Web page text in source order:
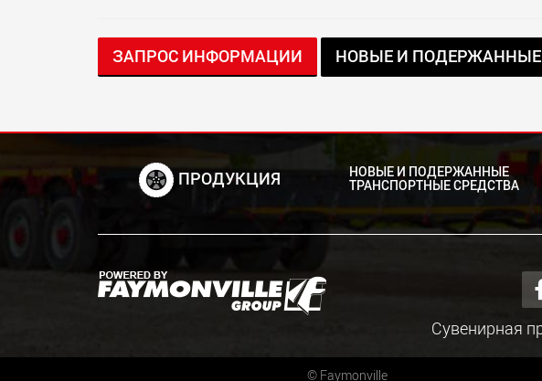
ЗАПРОС ИНФОРМАЦИИ НОВЫЕ И ПОДЕРЖАННЫЕ
ПРОДУКЦИЯ НОВЫЕ И ПОДЕРЖАННЫЕ
ТРАНСПОРТНЫЕ СРЕДСТВА
Сувенирная
© Faymonville